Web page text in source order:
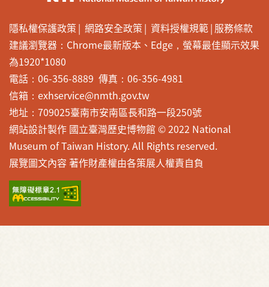
隱私權保護政策 網路安全政策 資料授權規範 服務條款
建議瀏覽器：Chrome最新版本、Edge，螢幕最佳顯示效果
為1920*1080
電話：06-356-8889 傳真：06-356-4981
信箱：exhservice@nmth.gov.tw
地址：709025臺南市安南區長和路一段250號
網站設計製作 國立臺灣歷史博物館 © 2022 National
Museum of Taiwan History. All Rights reserved.
展覽圖文內容 著作財產權由各策展人權責自負